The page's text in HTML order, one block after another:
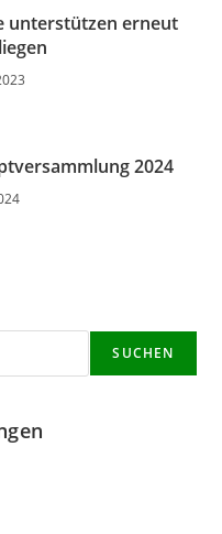
unterstützen erneut
2024
SUCHEN